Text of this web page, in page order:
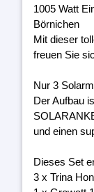
1005 Watt
Börnichen
Mit dieser
freuen Sie
Nur 3
Der Aufbau
und einen
Dieses Set
3 x Trina